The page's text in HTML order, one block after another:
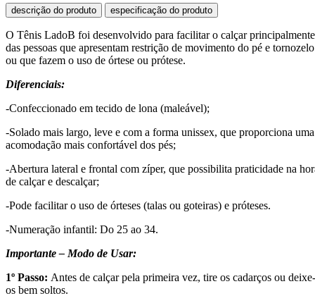
descrição do produto especificação do produto
O Tênis LadoB foi desenvolvido para facilitar o calçar principalmente
das pessoas que apresentam restrição de movimento do pé e tornozelo
ou que fazem o uso de órtese ou prótese.
Diferenciais:
-Confeccionado em tecido de lona (maleável);
-Solado mais largo, leve e com a forma unissex, que proporciona uma
acomodação mais confortável dos pés;
-Abertura lateral e frontal com zíper, que possibilita praticidade na
de calçar e descalçar;
-Pode facilitar o uso de órteses (talas ou goteiras) e próteses.
-Numeração infantil: Do 25 ao 34.
Importante – Modo de Usar:
1º Passo: Antes de calçar pela primeira vez, tire os cadarços ou deixe-
os bem soltos.